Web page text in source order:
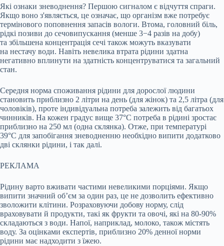
Які ознаки зневоднення? Першою сигналом є відчуття спраги.
Якщо воно з'являється, це означає, що організм вже потребує
термінового поповнення запасів вологи. Втома, головний біль,
рідкі позиви до сечовипускання (менше 3−4 разів на добу)
та збільшена концентрація сечі також можуть вказувати
на нестачу води. Навіть невелика втрата рідини здатна
негативно вплинути на здатність концентруватися та загальний
стан.
Середня норма споживання рідини для дорослої людини
становить приблизно 2 літри на день (для жінок) та 2,5 літра (для
чоловіків), проте індивідуальна потреба залежить від багатьох
чинників. На кожен градус вище 37°C потреба в рідині зростає
приблизно на 250 мл (одна склянка). Отже, при температурі
39°C для запобігання зневодненню необхідно випити додатково
дві склянки рідини, і так далі.
РЕКЛАМА
Рідину варто вживати частими невеликими порціями. Якщо
випити значний об’єм за один раз, це не дозволить ефективно
зволожити клітини. Розраховуючи добову норму, слід
враховувати й продукти, такі як фрукти та овочі, які на 80-90%
складаються з води. Напої, наприклад, молоко, також містять
воду. За оцінками експертів, приблизно 20% денної норми
рідини має надходити з їжею.